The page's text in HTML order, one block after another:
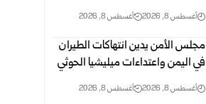
أغسطس 8, 2026 أغسطس 8, 2026
مجلس الأمن يدين انتهاكات الطيران
في اليمن واعتداءات ميليشيا الحوثي
أغسطس 8, 2026 أغسطس 8, 2026